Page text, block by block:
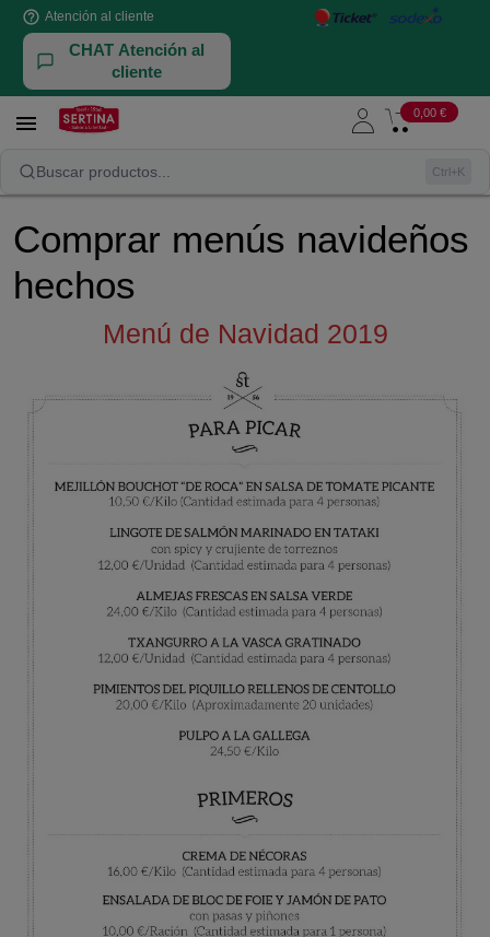
help_outline Atención al cliente
CHAT Atención al
cliente
 0,00 €
Buscar productos... Ctrl+K
Comprar menús navideños hechos
Comprar menús navideños
hechos
Menú de Navidad 2019